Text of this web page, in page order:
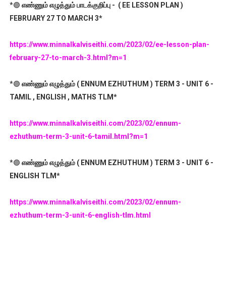
*🟣 எண்ணும் எழுத்தும் பாடக்குறிப்பு - ( EE LESSON PLAN )
FEBRUARY 27 TO MARCH 3*
https://www.minnalkalviseithi.com/2023/02/ee-lesson-plan-
february-27-to-march-3.html?m=1
*🟣 எண்ணும் எழுத்தும் ( ENNUM EZHUTHUM ) TERM 3 - UNIT 6 -
TAMIL , ENGLISH , MATHS TLM*
https://www.minnalkalviseithi.com/2023/02/ennum-
ezhuthum-term-3-unit-6-tamil.html?m=1
*🟣 எண்ணும் எழுத்தும் ( ENNUM EZHUTHUM ) TERM 3 - UNIT 6 -
ENGLISH TLM*
https://www.minnalkalviseithi.com/2023/02/ennum-
ezhuthum-term-3-unit-6-english-tlm.html